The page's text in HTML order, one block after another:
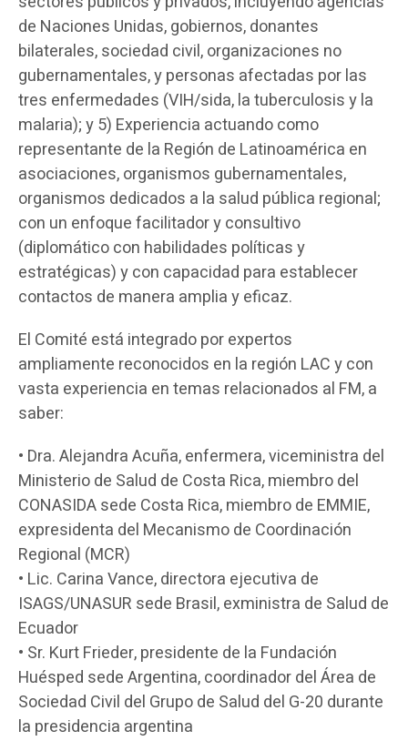
de Naciones Unidas, gobiernos, donantes
bilaterales, sociedad civil, organizaciones no
gubernamentales, y personas afectadas por las
tres enfermedades (VIH/sida, la tuberculosis y la
malaria); y 5) Experiencia actuando como
representante de la Región de Latinoamérica en
asociaciones, organismos gubernamentales,
organismos dedicados a la salud pública regional;
con un enfoque facilitador y consultivo
(diplomático con habilidades políticas y
estratégicas) y con capacidad para establecer
contactos de manera amplia y eficaz.
El Comité está integrado por expertos
ampliamente reconocidos en la región LAC y con
vasta experiencia en temas relacionados al FM, a
saber:
• Dra. Alejandra Acuña, enfermera, viceministra del
Ministerio de Salud de Costa Rica, miembro del
CONASIDA sede Costa Rica, miembro de EMMIE,
expresidenta del Mecanismo de Coordinación
Regional (MCR)
• Lic. Carina Vance, directora ejecutiva de
ISAGS/UNASUR sede Brasil, exministra de Salud de
Ecuador
• Sr. Kurt Frieder, presidente de la Fundación
Huésped sede Argentina, coordinador del Área de
Sociedad Civil del Grupo de Salud del G-20 durante
la presidencia argentina